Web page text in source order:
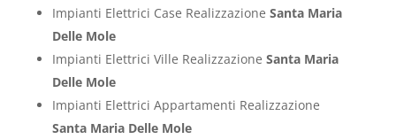
Impianti Elettrici Case Realizzazione Santa Maria
Delle Mole
Impianti Elettrici Ville Realizzazione Santa Maria
Delle Mole
Impianti Elettrici Appartamenti Realizzazione
Santa Maria Delle Mole